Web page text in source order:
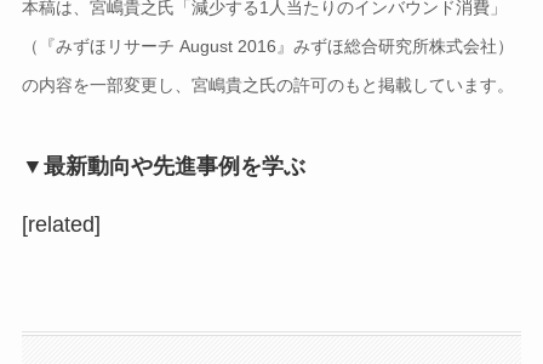
本稿は、宮嶋貴之氏「減少する1人当たりのインバウンド消費」
（『みずほリサーチ August 2016』みずほ総合研究所株式会社）
の内容を一部変更し、宮嶋貴之氏の許可のもと掲載しています。
▼最新動向や先進事例を学ぶ
[related]